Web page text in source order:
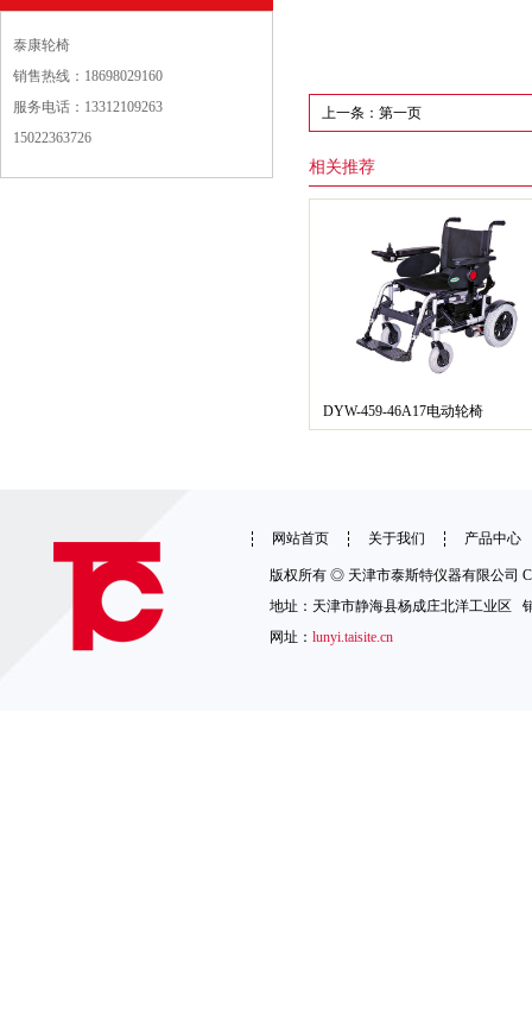
泰康轮椅
销售热线：18698029160
服务电话：13312109263
15022363726
上一条：第一页
相关推荐
DYW-459-46A17电动轮椅
网站首页 关于我们 产品中心
版权所有 ◎ 天津市泰斯特仪器有限公司
地址：天津市静海县杨成庄北洋工业区
网址： lunyi.taisite.cn